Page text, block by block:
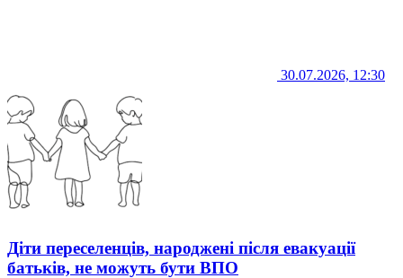
30.07.2026, 12:30
Діти переселенців, народжені після евакуації
батьків, не можуть бути ВПО